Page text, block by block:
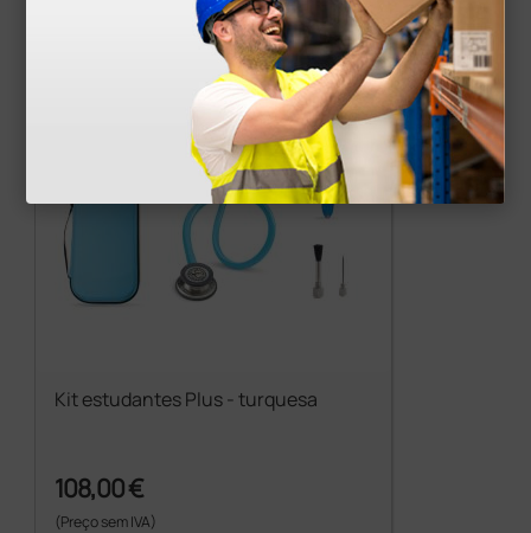
Kit estudantes Plus - turquesa
108,00 €
(Preço sem IVA)